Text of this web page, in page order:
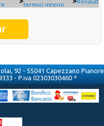
termici interni
92 - 55041 Capezzano Pianore
- P.iva 02303030460 *